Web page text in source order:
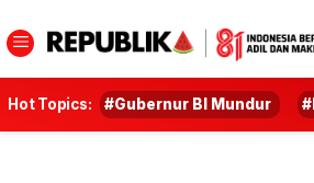
Hot Topics: #Gubernur BI Mundur